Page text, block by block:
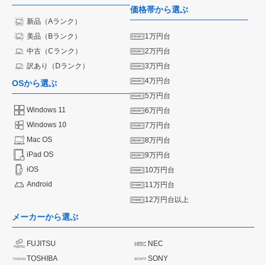
新品（Aランク）
美品（Bランク）
中古（Cランク）
訳あり（Dランク）
OSから選ぶ
Windows 11
Windows 10
Mac OS
iPad OS
iOS
Android
価格帯から選ぶ
1万円台
2万円台
3万円台
4万円台
5万円台
6万円台
7万円台
8万円台
9万円台
10万円台
11万円台
12万円台以上
メーカーから選ぶ
FUJITSU
NEC
TOSHIBA
SONY